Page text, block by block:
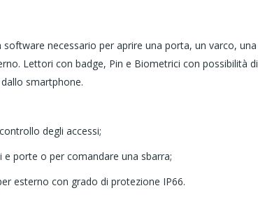
necessario per aprire una porta, un varco, una
Lettori con badge, Pin e Biometrici con possibilità di
smartphone.
degli accessi;
e porte o per comandare una sbarra;
esterno con grado di protezione IP66.